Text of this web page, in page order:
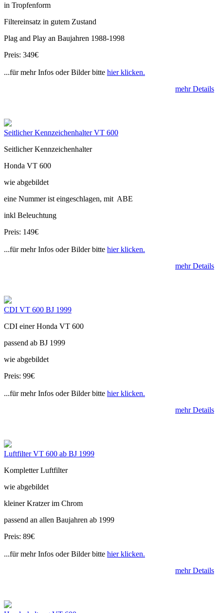
in Tropfenform
Filtereinsatz in gutem Zustand
Plag and Play an Baujahren 1988-1998
Preis: 349€
...für mehr Infos oder Bilder bitte hier klicken.
mehr Details
Seitlicher Kennzeichenhalter VT 600
Seitlicher Kennzeichenhalter
Honda VT 600
wie abgebildet
eine Nummer ist eingeschlagen, mit ABE
inkl Beleuchtung
Preis: 149€
...für mehr Infos oder Bilder bitte hier klicken.
mehr Details
CDI VT 600 BJ 1999
CDI einer Honda VT 600
passend ab BJ 1999
wie abgebildet
Preis: 99€
...für mehr Infos oder Bilder bitte hier klicken.
mehr Details
Luftfilter VT 600 ab BJ 1999
Kompletter Luftfilter
wie abgebildet
kleiner Kratzer im Chrom
passend an allen Baujahren ab 1999
Preis: 89€
...für mehr Infos oder Bilder bitte hier klicken.
mehr Details